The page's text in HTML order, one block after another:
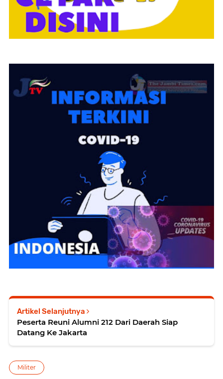
Artikel Selanjutnya
Peserta Reuni Alumni 212 Dari Daerah Siap
Datang Ke Jakarta
Militer